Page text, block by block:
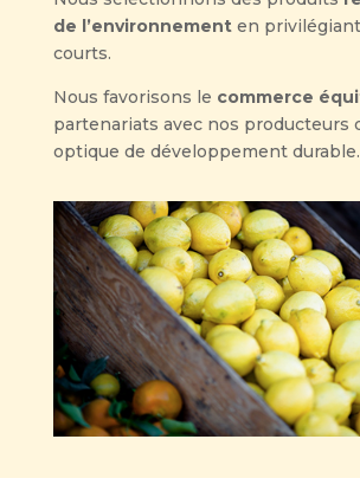
de l’environnementen
courts.
Nous favorisons le commerce
partenariats avec nos producteurs
optique de développement durable.